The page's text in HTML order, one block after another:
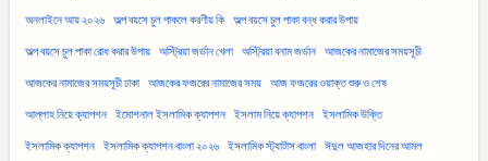
অনলাইনে আয় ২০২৬ অল্প বয়সে চুল পাকলে করণীয় কি অল্প বয়সে চুল পাকা বন্ধ করার উপায়
অল্প বয়সে চুল পাকা রোধ করার উপায় অস্ট্রিয়া জর্ডান খেলা অস্ট্রিয়া বনাম জর্ডান আজকের নামাজের সময়সূচী
আজকের নামাজের সময়সূচী ঢাকা আজকের ফজরের নামাজের সময় আজ ফজরের ওয়াক্ত শুরু ও শেষ
আল্লাহ নিয়ে ক্যাপশন ইমোশনাল ইসলামিক ক্যাপশন ইসলাম নিয়ে ক্যাপশন ইসলামিক উক্তি
ইসলামিক ক্যাপশন ইসলামিক ক্যাপশন বাংলা ২০২৬ ইসলামিক স্ট্যাটাস বাংলা ঈদুল আজহার দিনের আমল